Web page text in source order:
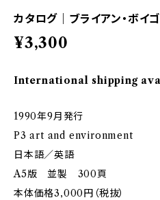
カタログ｜ブライアン・ボイ
¥3,300
International shipping
1990年9月発行
P3 art and environment
日本語／英語
A5版 並製 300頁
本体価格3,000円（税抜）